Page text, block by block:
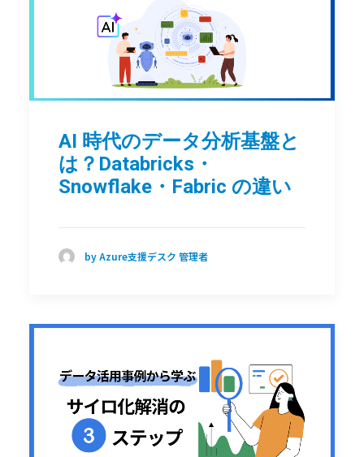
AI 時代のデータ分析基盤と
は？Databricks・
Snowflake・Fabric の違い
by Azure支援デスク 管理者